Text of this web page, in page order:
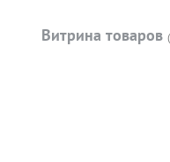
Витрина товаров